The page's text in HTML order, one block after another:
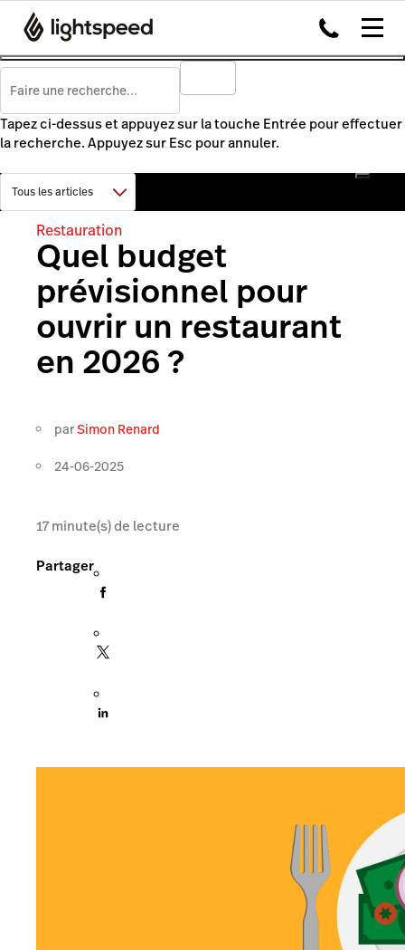
Tapez ci-dessus et appuyez sur la touche Entrée pour effectuer
la recherche. Appuyez sur Esc pour annuler.
Restauration
Quel budget
prévisionnel pour
ouvrir un restaurant
en 2026 ?
parSimon Renard
24-06-2025
17minute(s) de lecture
Partager